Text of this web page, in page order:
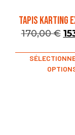
TAPIS KARTING
170,00€